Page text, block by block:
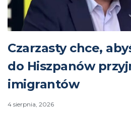
Czarzasty chce,
do Hiszpanów
imigrantów
4 sierpnia, 2026